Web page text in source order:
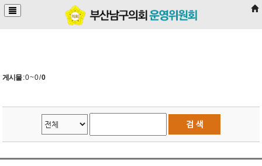
본문바로가기
게시물:0 ~ 0/0